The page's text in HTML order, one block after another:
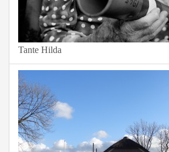
Tante Hilda